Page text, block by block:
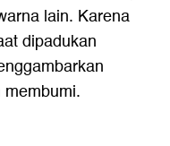
lain. Karena
dipadukan